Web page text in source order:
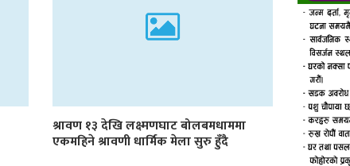
श्रावण १३ देखि लक्ष्मणघाट बोलबमधाममा
एकमहिने श्रावणी धार्मिक मेला सुरु हुँदै